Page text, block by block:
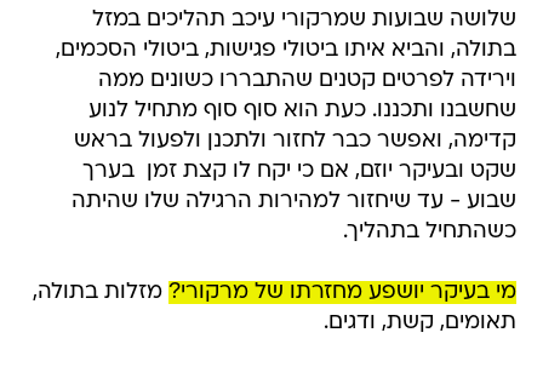
שלושה שבועות שמרקורי עיכב תהליכים במזל
בתולה, והביא איתו ביטולי פגישות, ביטולי הסכמים,
וירידה לפרטים קטנים שהתבררו כשונים ממה
שחשבנו ותכננו. כעת הוא סוף סוף מתחיל לנוע
קדימה, ואפשר כבר לחזור ולתכנן ולפעול בראש
שקט ובעיקר יוזם, אם כי יקח לו קצת זמן  בערך
שבוע - עד שיחזור למהירות הרגילה שלו שהיתה
כשהתחיל בתהליך.
מי בעיקר יושפע מחזרתו של מרקורי? מזלות בתולה,
תאומים, קשת, ודגים.